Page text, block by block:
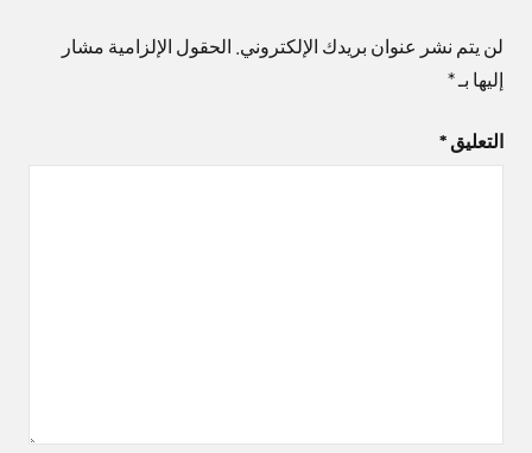
لن يتم نشر عنوان بريدك الإلكتروني. الحقول الإلزامية مشار
إليها بـ*
التعليق *